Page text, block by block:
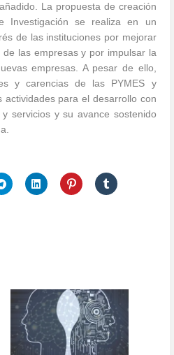
La propuesta de creación
Investigación se realiza en un
de las instituciones por mejorar
las empresas y por impulsar la
empresas. A pesar de ello,
y carencias de las PYMES y
actividades para el desarrollo con
servicios y su avance sostenido